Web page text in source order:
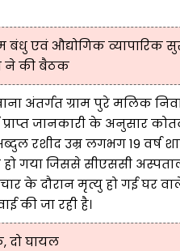
बंधु एवं औद्योगिक व्यापारिक
ने की बैठक
अंतर्गत ग्राम पुरे मलिक
जानकारी के अनुसार
रशीद उम्र लगभग 19 वर्ष
गया जिससे सीएससी अस्पताल
दौरान मृत्यु हो गई घर
की जा रही है।
दो घायल